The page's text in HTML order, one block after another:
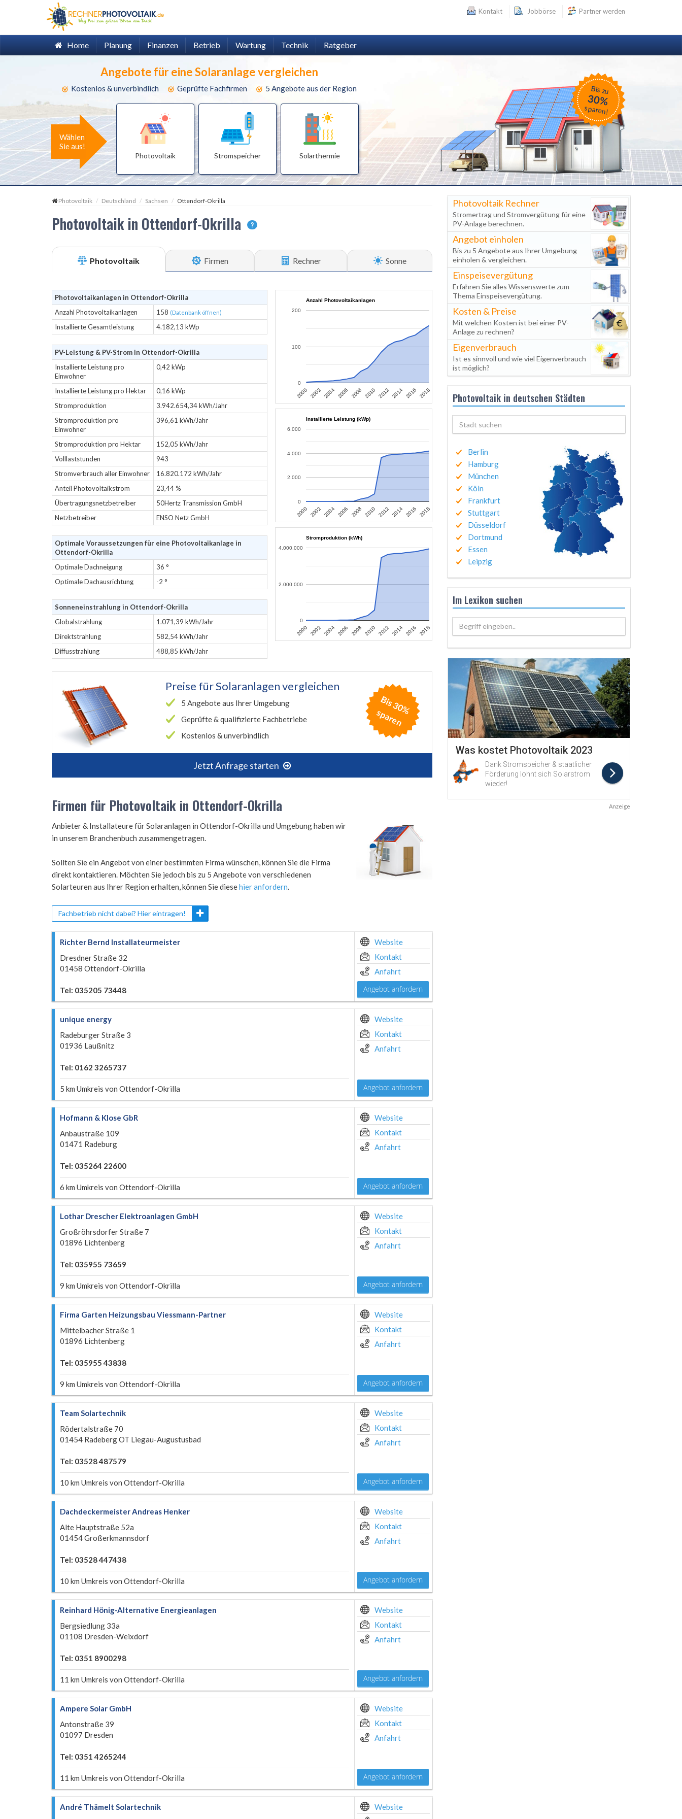
Kontakt Jobbörse Partner werden
Home Planung Finanzen Betrieb Wartung Technik Ratgeber
Angebote für eine Solaranlage vergleichen
Kostenlos & unverbindlich Geprüfte Fachfirmen 5 Angebote aus der Region
Wählen
Sie aus!
Photovoltaik Stromspeicher Solarthermie
Bis zu
30%
sparen!
Photovoltaik Deutschland Sachsen Ottendorf-Okrilla
Photovoltaik in Ottendorf-Okrilla ?
Photovoltaik Firmen Rechner Sonne
Photovoltaikanlagen in Ottendorf-Okrilla
Anzahl Photovoltaikanlagen
158 (Datenbank öffnen)
Installierte Gesamtleistung 4.182,13 kWp
PV-Leistung & PV-Strom in Ottendorf-Okrilla
Installierte Leistung pro
Einwohner
0,42 kWp
Installierte Leistung pro Hektar
0,16 kWp
Stromproduktion
3.942.654,34 kWh/Jahr
Stromproduktion pro
Einwohner
396,61 kWh/Jahr
Stromproduktion pro Hektar
152,05 kWh/Jahr
Volllaststunden
943
Stromverbrauch aller Einwohner
16.820.172 kWh/Jahr
Anteil Photovoltaikstrom
23,44 %
Übertragungsnetzbetreiber
50Hertz Transmission GmbH
Netzbetreiber
ENSO Netz GmbH
Optimale Voraussetzungen für eine Photovoltaikanlage in
Ottendorf-Okrilla
Optimale Dachneigung
36 °
Optimale Dachausrichtung
-2 °
Sonneneinstrahlung in Ottendorf-Okrilla
Globalstrahlung
1.071,39 kWh/Jahr
Direktstrahlung
582,54 kWh/Jahr
Diffusstrahlung
488,85 kWh/Jahr
Anzahl Photovoltaikanlagen
2000 2002 2004 2006 2008 2010 2012 2014 2016 2018
0
100
200
Installierte Leistung (kWp)
2000 2002 2004 2006 2008 2010 2012 2014 2016 2018
0
2.000
4.000
6.000
Stromproduktion (kWh)
2000 2002 2004 2006 2008 2010 2012 2014 2016 2018
0
2.000.000
4.000.000
Preise fürSolaranlagen vergleichen
5 Angebote aus Ihrer Umgebung
Geprüfte & qualifizierte Fachbetriebe
Kostenlos & unverbindlich
Jetzt Anfrage starten
B
is
3
0
%
s
p
a
r
e
n
Firmen für Photovoltaik in Ottendorf-Okrilla
Anbieter & Installateure für Solaranlagen in Ottendorf-Okrilla und Umgebung haben wir
in unserem Branchenbuch zusammengetragen.
Sollten Sie ein Angebot von einer bestimmten Firma wünschen, können Sie die Firma
direkt kontaktieren. Möchten Sie jedoch bis zu 5 Angebote von verschiedenen
Solarteuren aus Ihrer Region erhalten, können Sie diesehier anfordern.
Fachbetrieb nicht dabei? Hier eintragen!
Richter Bernd Installateurmeister
Dresdner Straße 32
01458 Ottendorf-Okrilla
Tel: 035205 73448
Website
Kontakt
Anfahrt
Angebot anfordern
unique energy
Radeburger Straße 3
01936 Laußnitz
Tel: 0162 3265737
5 km Umkreis von Ottendorf-Okrilla
Website
Kontakt
Anfahrt
Angebot anfordern
Hofmann & Klose GbR
Anbaustraße 109
01471 Radeburg
Tel: 035264 22600
6 km Umkreis von Ottendorf-Okrilla
Website
Kontakt
Anfahrt
Angebot anfordern
Lothar Drescher Elektroanlagen GmbH
Großröhrsdorfer Straße 7
01896 Lichtenberg
Tel: 035955 73659
9 km Umkreis von Ottendorf-Okrilla
Website
Kontakt
Anfahrt
Angebot anfordern
Firma Garten Heizungsbau Viessmann-Partner
Mittelbacher Straße 1
01896 Lichtenberg
Tel: 035955 43838
9 km Umkreis von Ottendorf-Okrilla
Website
Kontakt
Anfahrt
Angebot anfordern
Team Solartechnik
Rödertalstraße 70
01454 Radeberg OT Liegau-Augustusbad
Tel: 03528 487579
10 km Umkreis von Ottendorf-Okrilla
Website
Kontakt
Anfahrt
Angebot anfordern
Dachdeckermeister Andreas Henker
Alte Hauptstraße 52a
01454 Großerkmannsdorf
Tel: 03528 447438
10 km Umkreis von Ottendorf-Okrilla
Website
Kontakt
Anfahrt
Angebot anfordern
Reinhard Hönig-Alternative Energieanlagen
Bergsiedlung 33a
01108 Dresden-Weixdorf
Tel: 0351 8900298
11 km Umkreis von Ottendorf-Okrilla
Website
Kontakt
Anfahrt
Angebot anfordern
Ampere Solar GmbH
Antonstraße 39
01097 Dresden
Tel: 0351 4265244
11 km Umkreis von Ottendorf-Okrilla
Website
Kontakt
Anfahrt
Angebot anfordern
André Thämelt Solartechnik
Website
Photovoltaik Rechner
Stromertrag und Stromvergütung für eine
PV-Anlage berechnen.
Angebot einholen
Bis zu 5 Angebote aus Ihrer Umgebung
einholen & vergleichen.
Einspeisevergütung
Erfahren Sie alles Wissenswerte zum
Thema Einspeisevergütung.
Kosten & Preise
Mit welchen Kosten ist bei einer PV-
Anlage zu rechnen?
Eigenverbrauch
Ist es sinnvoll und wie viel Eigenverbrauch
ist möglich?
Photovoltaik in deutschen Städten
Berlin
Hamburg
München
Köln
Frankfurt
Stuttgart
Düsseldorf
Dortmund
Essen
Leipzig
Im Lexikon suchen
Begriff eingeben..
Anzeige